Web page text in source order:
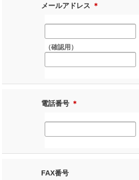
メールアドレス ＊
（確認用）
電話番号 ＊
FAX番号